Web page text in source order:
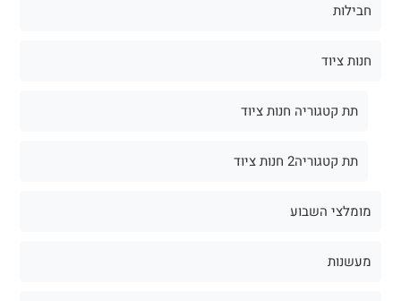
חבילות
חנות ציוד
תת קטגוריה חנות ציוד
תת קטגוריה2 חנות ציוד
מומלצי השבוע
מעשנות